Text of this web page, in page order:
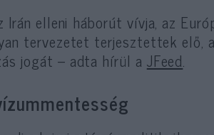
Irán elleni háborút vívja, az
tervezetet terjesztettek elő,
jogát – adta hírül a JFeed.